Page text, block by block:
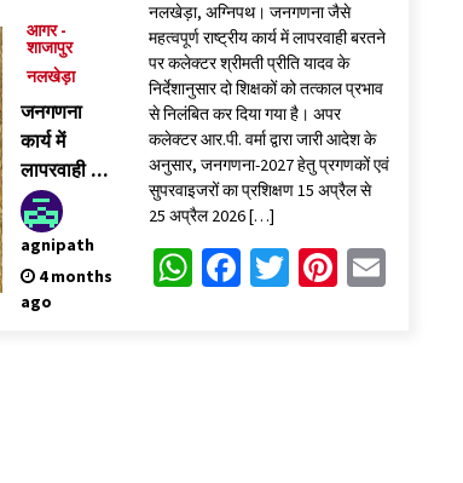
आगर -
शाजापुर
नलखेड़ा
जनगणना
कार्य में
लापरवाही पर
दो शिक्षक
निलंबित
agnipath
4 months
ago
नलखेड़ा, अग्निपथ। जनगणना जैसे
महत्वपूर्ण राष्ट्रीय कार्य में लापरवाही बरतने
पर कलेक्टर श्रीमती प्रीति यादव के
निर्देशानुसार दो शिक्षकों को तत्काल प्रभाव
से निलंबित कर दिया गया है। अपर
कलेक्टर आर.पी. वर्मा द्वारा जारी आदेश के
अनुसार, जनगणना-2027 हेतु प्रगणकों एवं
सुपरवाइजरों का प्रशिक्षण 15 अप्रैल से
25 अप्रैल 2026 […]
WhatsApp
Facebook
TwitterPinterest
Email